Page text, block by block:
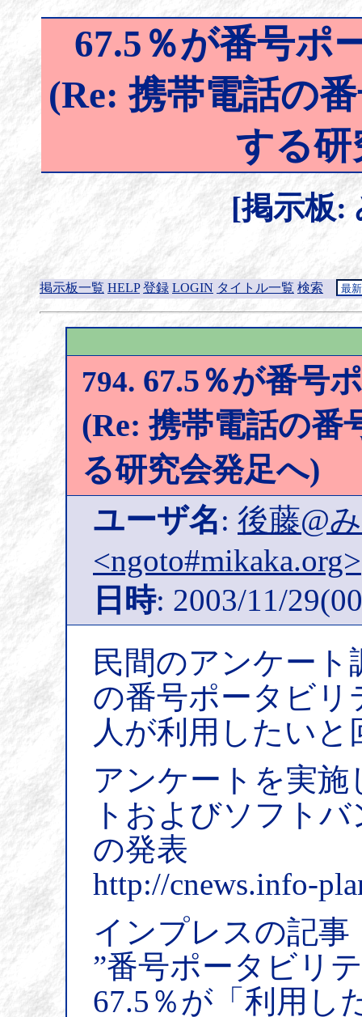
67.5％が番号ポ
(Re: 携帯電話の
する研
[掲示板:
掲示板一覧 HELP 登録 LOGIN タイトル一覧 検索
794. 67.5％が番号
(Re: 携帯電話の番
る研究会発足へ)
ユーザ名: 後藤@
<ngoto#mikaka.org>
日時: 2003/11/
民間のアンケー
の番号ポータビリ
人が利用したい
アンケートを実
トおよびソフト
の発表
http://cnews.info-
インプレスの記事
”番号ポータビリ
67.5％が「利用し